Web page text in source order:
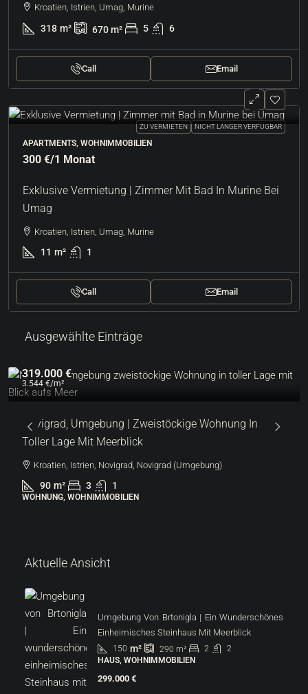
Kroatien, Istrien, Umag, Murine
318 m² 670m² 5 6
Call Email
ZU VERMIETEN NICHT LÄNGER VERFÜGBAR
APARTMENTS, WOHNIMMOBILIEN
300 €/1 Monat
Exklusive Vermietung | Zimmer Mit Bad In Murine Bei
Umag
Kroatien, Istrien, Umag, Murine
11 m² 1
Call Email
Ausgewählte Einträge
319.000 €
3.544 €/m²
Novigrad, Umgebung | Zweistöckige Wohnung In
Toller Lage Mit Meerblick
Kroatien, Istrien, Novigrad, Novigrad (Umgebung)
90 m² 3 1
WOHNUNG, WOHNIMMOBILIEN
Aktuelle Ansicht
Umgebung Von Brtonigla | Ein Wunderschönes
Einheimisches Steinhaus Mit Meerblick
150 m² 290 m² 2
2
HAUS, WOHNIMMOBILIEN
299.000 €